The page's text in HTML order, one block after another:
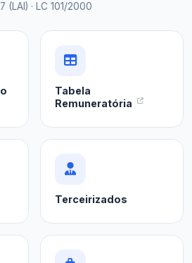
(LAI) · LC 101/2000
Tabela
Remuneratória
Terceirizados